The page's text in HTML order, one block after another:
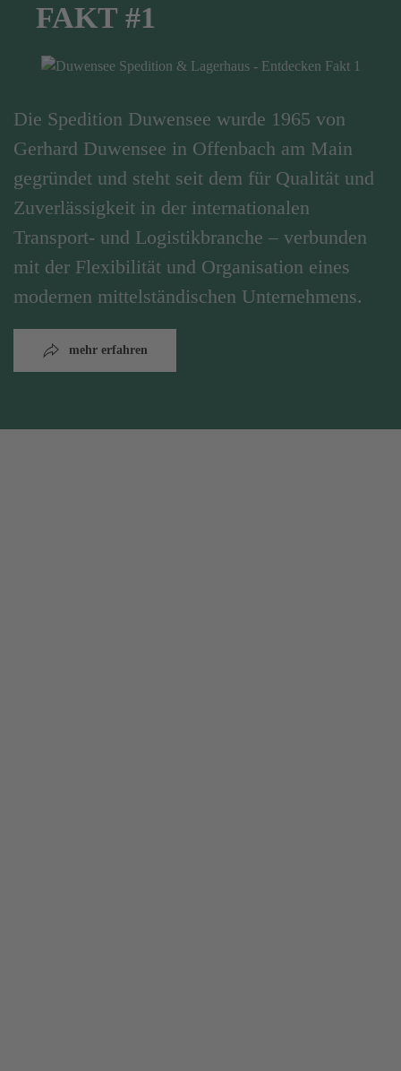
FAKT #1
Die Spedition Duwensee wurde 1965 von
Gerhard Duwensee in Offenbach am Main
gegründet und steht seit dem für Qualität und
Zuverlässigkeit in der internationalen
Transport- und Logistikbranche – verbunden
mit der Flexibilität und Organisation eines
modernen mittelständischen Unternehmens.
mehr erfahren